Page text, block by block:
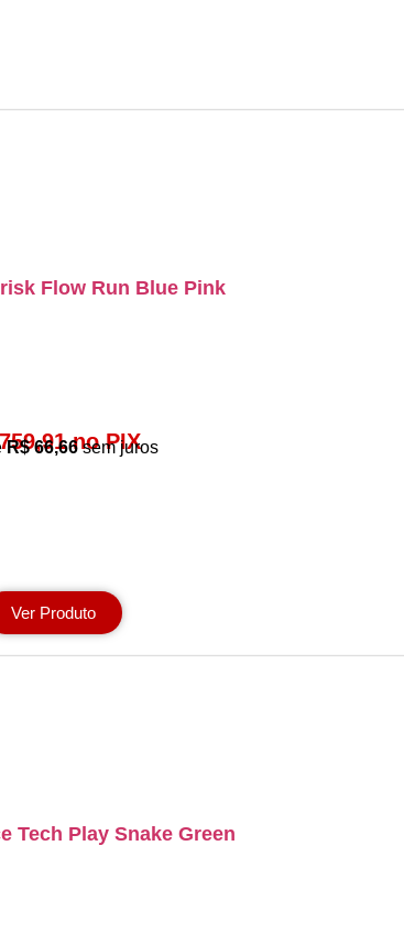
Flow Run Blue Pink
no PIX
R$ 66,66sem juros
Ver Produto
Tech Play Snake Green